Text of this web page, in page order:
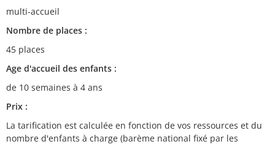
multi-accueil
Nombre de places :
45 places
Age d'accueil des enfants :
de 10 semaines à 4 ans
Prix :
La tarification est calculée en fonction de vos ressources et du
nombre d'enfants à charge (barème national fixé par les